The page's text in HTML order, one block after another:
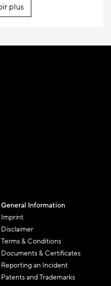
plus
General Information
Imprint
Disclaimer
Terms & Conditions
Documents & Certificates
Reporting an Incident
Patents and Trademarks